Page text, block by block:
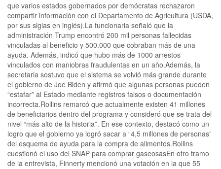
que varios estados gobernados por demócratas rechazaron
compartir información con el Departamento de Agricultura (USDA,
por sus siglas en inglés).La funcionaria señaló que la
administración Trump encontró 200 mil personas fallecidas
vinculadas al beneficio y 500.000 que cobraban más de una
ayuda. Además, indicó que hubo más de 1000 arrestos
vinculados con maniobras fraudulentas en un año.Además, la
secretaria sostuvo que el sistema se volvió más grande durante
el gobierno de Joe Biden y afirmó que algunas personas pueden
“estafar” al Estado mediante registros falsos o documentación
incorrecta.Rollins remarcó que actualmente existen 41 millones
de beneficiarios dentro del programa y consideró que se trata del
nivel “más alto de la historia”. En ese contexto, destacó como un
logro que el gobierno ya logró sacar a “4,5 millones de personas”
del esquema de ayuda para la compra de alimentos.Rollins
cuestionó el uso del SNAP para comprar gaseosasEn otro tramo
de la entrevista, Finnerty mencionó una votación en la que 55